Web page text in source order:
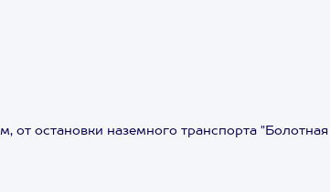
от остановки наземного транспорта